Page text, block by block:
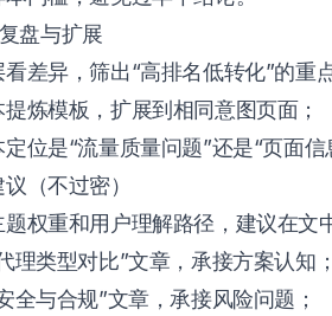
盘与扩展
差异，筛出“高排名低转化”的重
炼模板，扩展到相同意图页面；
位是“流量质量问题”还是“页面信
（不过密）
权重和用户理解路径，建议在文
理类型对比”文章，承接方案认知；
全与合规”文章，承接风险问题；